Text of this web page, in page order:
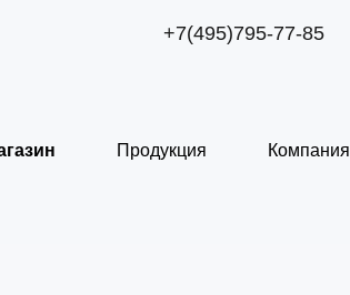
+7(495)795-77-85
Продукция Компания